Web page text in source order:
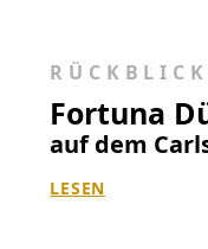
RÜCKBLICK
Fortuna
auf dem
LESEN